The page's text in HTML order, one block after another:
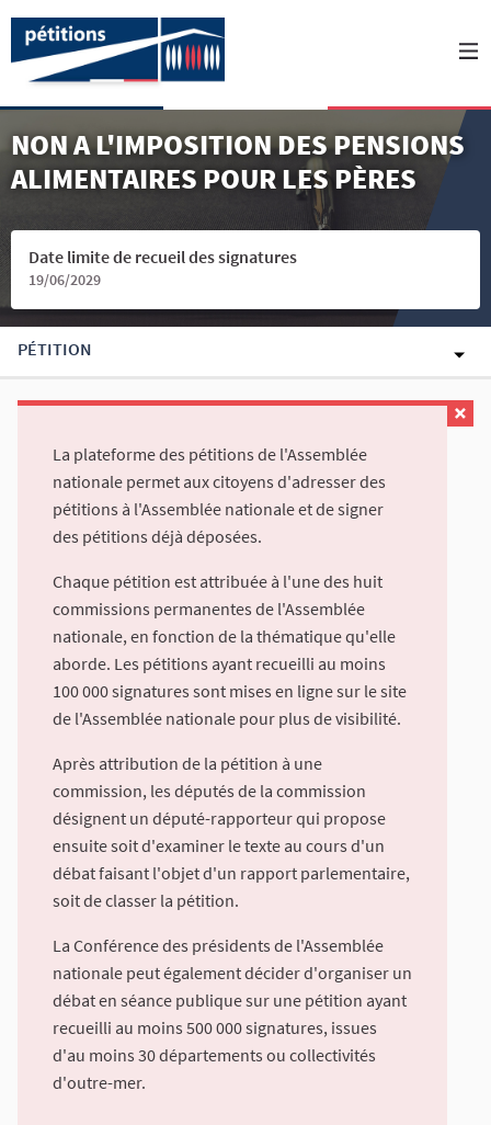
NON A L'IMPOSITION DES PENSIONS
ALIMENTAIRES POUR LES PÈRES
Date limite de recueil des signatures
19/06/2029
PÉTITION
La plateforme des pétitions de l'Assemblée
nationale permet aux citoyens d'adresser des
pétitions à l'Assemblée nationale et de signer
des pétitions déjà déposées.
Chaque pétition est attribuée à l'une des huit
commissions permanentes de l'Assemblée
nationale, en fonction de la thématique qu'elle
aborde. Les pétitions ayant recueilli au moins
100 000 signatures sont mises en ligne sur le site
de l'Assemblée nationale pour plus de visibilité.
Après attribution de la pétition à une
commission, les députés de la commission
désignent un député-rapporteur qui propose
ensuite soit d'examiner le texte au cours d'un
débat faisant l'objet d'un rapport parlementaire,
soit de classer la pétition.
La Conférence des présidents de l'Assemblée
nationale peut également décider d'organiser un
débat en séance publique sur une pétition ayant
recueilli au moins 500 000 signatures, issues
d'au moins 30 départements ou collectivités
d'outre-mer.